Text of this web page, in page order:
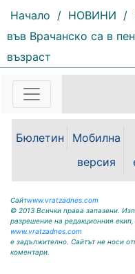
141 | 2026-
постави
здраве и
предостави на
информация по
Начало / НОВИНИ /
във Врачанско са в
възраст
Бюлетин
Мобилна
версия
Сайтwww.vratzadnes.com
© 2013 Всички права запазени.
разрешение на редакционния екип,
www.vratzadnes.com
е задължително. Сайтът не носи
коментари.